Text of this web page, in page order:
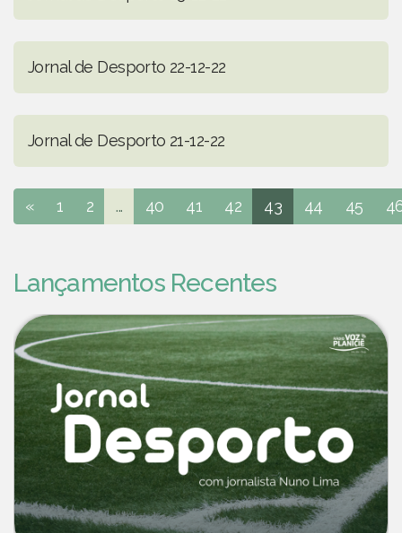
Jornal de Desporto 22-12-22
Jornal de Desporto 21-12-22
« 1 2 ... 40 41 42 43 44 45
Lançamentos Recentes